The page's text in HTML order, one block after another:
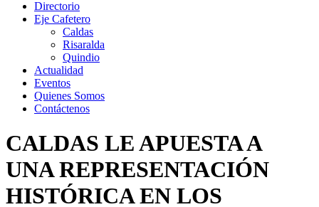
Directorio
Eje Cafetero
Caldas
Risaralda
Quindio
Actualidad
Eventos
Quienes Somos
Contáctenos
CALDAS LE APUESTA A
UNA REPRESENTACIÓN
HISTÓRICA EN LOS